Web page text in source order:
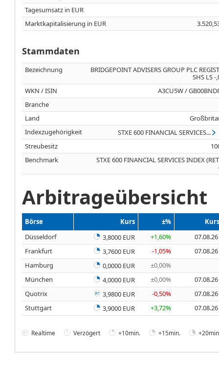
Tagesumsatz in EUR
Marktkapitalisierung in EUR
Stammdaten
Bezeichnung
BRIDGEPOINT ADVISERS GROUP PLC
SHS LS -
WKN / ISIN
A3CU5W /
Branche
Land
Indexzugehörigkeit
STXE 600 FINANCIAL SERVICES...
Streubesitz
Benchmark
STXE 600 FINANCIAL SERVICES INDEX
Arbitrageübersicht
Börse Kurs ±%
Düsseldorf
3,8000 EUR +1,60%
Frankfurt
3,7600 EUR -1,05%
Hamburg
0,0000 EUR
±0,00%
München
4,0000 EUR ±0,00%
Quotrix
3,9800 EUR -0,50%
Stuttgart
3,9000 EUR +3,72%
Realtime Verzögert +10min. +15min.